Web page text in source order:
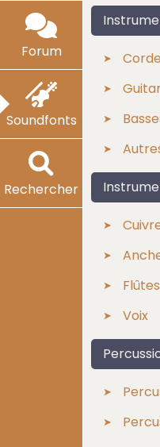
Forum
Soundfonts
Rechercher
Flûtes
Voix